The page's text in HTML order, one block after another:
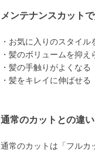
メンテナンスカット
・お気に入りのスタイル
・髪のボリュームを抑え
・髪の手触りがよくなる
・髪をキレイに伸ばせる
通常のカットとの違い
通常のカットは「フルカ